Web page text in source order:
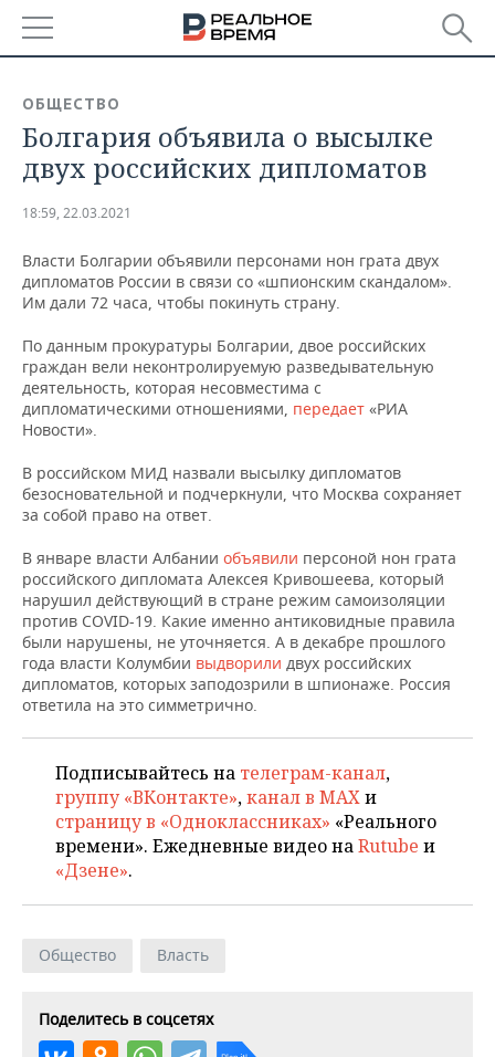
БАШКОРТОСТАН
ТАТАРСТАН
НОВОСТИ
АНАЛИТИКА
ДЕКЛАРАЦИИ О ДОХОДАХ
ВУЗЫ ТАТАРСТАНА
КОМУ ПРИНАДЛЕЖАТ
ТАТАРСТАНА
НОВОСТИ ЭКОНОМИКИ
БАНКИ
БЮДЖЕТ
ИНВЕСТИЦИИ
ПРОМЫШЛЕННОСТЬ
ПРОМЫШЛЕННОСТИ
АГРОПРОМ
НЕФТЕХИМИЯ
НЕФТЬ
ОПК
ЭНЕРГЕТИКА
НОВОСТИ НЕДВИЖИМОСТИ
АВТО
НОВОСТИ АВТО
БИЗНЕС
НОВОСТИ БИЗНЕСА
ТРАНСПОРТ
УСЛУГИ
ТЕХНОЛОГИИ
IT
МЕДИА
ТЕЛЕКОММУНИКАЦИИ
НОВОСТИ МЕРОПРИЯТИЙ
ВЫЕЗДНАЯ РЕДАКЦИЯ
БИЗНЕС-БРАНЧИ
ONLINE-КОНФЕРЕНЦИИ
ОТКРЫТАЯ ЛЕКЦИЯ
СПОРТ
НОВОСТИ СПОРТА
ФУТБОЛ
ХОККЕЙ
БАСКЕТБОЛ
ВОЛЕЙБОЛ
ФИГУРНОЕ КАТАНИЕ
ХОККЕЙ С МЯЧОМ
ОБЩЕСТВО
НОВОСТИ ОБЩЕСТВА
ВЛАСТЬ
ИНФРАСТРУКТУРА
ИСТОРИЯ
МЕДИЦИНА
ПРОИСШЕСТВИЯ
ФОТОГАЛЕРЕЯ
СЮЖЕТЫ
СПРАВОЧНИК
СПИСОК ПЕРСОН
ПОЛНАЯ ВЕРСИЯ
ОБЩЕСТВО
Болгария объявила о высылке
двух российских дипломатов
18:59, 22.03.2021
Власти Болгарии объявили персонами нон грата двух
дипломатов России в связи со «шпионским скандалом».
Им дали 72 часа, чтобы покинуть страну.
По данным прокуратуры Болгарии, двое российских
граждан вели неконтролируемую разведывательную
деятельность, которая несовместима с
дипломатическими отношениями, передает «РИА
Новости».
В российском МИД назвали высылку дипломатов
безосновательной и подчеркнули, что Москва сохраняет
за собой право на ответ.
В январе власти Албании объявили персоной нон грата
российского дипломата Алексея Кривошеева, который
нарушил действующий в стране режим самоизоляции
против COVID-19. Какие именно антиковидные правила
были нарушены, не уточняется. А в декабре прошлого
года власти Колумбии выдворили двух российских
дипломатов, которых заподозрили в шпионаже. Россия
ответила на это симметрично.
Подписывайтесь на телеграм-канал,
группу «ВКонтакте»,канал в MAXи
страницу в «Одноклассниках» «Реального
времени». Ежедневные видео наRutube и
«Дзене».
Общество Власть
Поделитесь в соцсетях